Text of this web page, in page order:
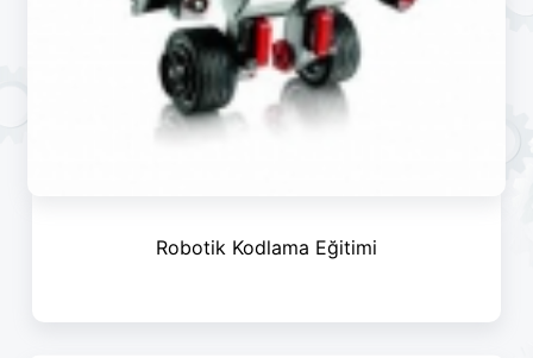
Robotik Kodlama Eğitimi